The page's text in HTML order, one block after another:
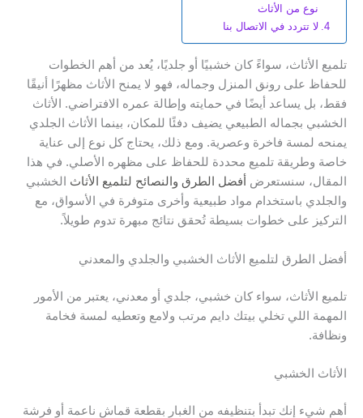
نوع من الأثاث
لا تتردد في الاتصال بنا
تلميع الأثاث، سواءً كان خشبيًا أو جلديًا، يُعد من أهم الخطوات
للحفاظ على رونق المنزل وجماله، فهو لا يمنح الأثاث مظهرًا أنيقًا
فقط، بل يساعد أيضًا في حمايته وإطالة عمره الافتراضي. الأثاث
الخشبي بجماله الطبيعي يضيف دفئًا للمكان، بينما الأثاث الجلدي
يمنحه لمسة فاخرة وعصرية. ومع ذلك، يحتاج كل نوع إلى عناية
خاصة وطريقة تلميع محددة للحفاظ على مظهره الأصلي. في هذا
المقال، سنستعرض أفضل الطرق والنصائح لتلميع الأثاث الخشبي
والجلدي باستخدام مواد طبيعية وأخرى متوفرة في الأسواق، مع
التركيز على خطوات بسيطة تُحقق نتائج مبهرة تدوم طويلاً.
أفضل الطرق لتلميع الأثاث الخشبي والجلدي والمعدني
تلميع الأثاث، سواء كان خشبي، جلدي أو معدني، يعتبر من الأمور
المهمة اللي تخلي بيتك دايم مرتب ولامع وتعطيه لمسة فخامة
ونظافة.
الأثاث الخشبي
أهم شيء إنك تبدأ بتنظيفه من الغبار بقطعة قماش ناعمة أو فرشة